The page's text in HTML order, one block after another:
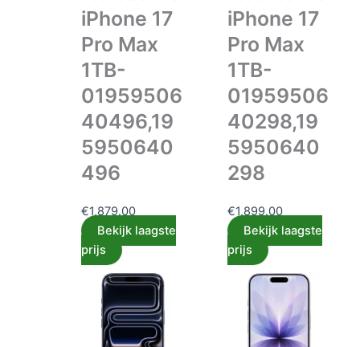
iPhone 17
Pro Max
1TB-
01959506
40496,19
5950640
496
€1,879.00
Bekijk laagste
prijs
iPhone 17
Pro Max
1TB-
01959506
40298,19
5950640
298
€1,899.00
Bekijk laagste
prijs